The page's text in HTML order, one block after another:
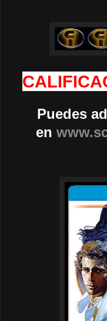
Puedes
en